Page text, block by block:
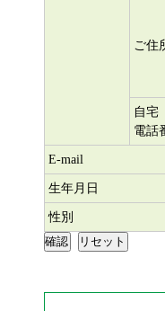
ご住
自宅
電話
E-mail
生年月日
性別
確認
リセット